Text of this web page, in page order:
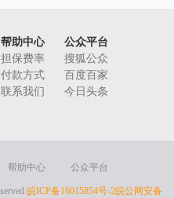
帮助中心
公众平台
担保费率
搜狐公众
付款方式
百度百家
联系我们 今日头条
帮助中心 公众平台
皖ICP备16015854号-2皖公网安备